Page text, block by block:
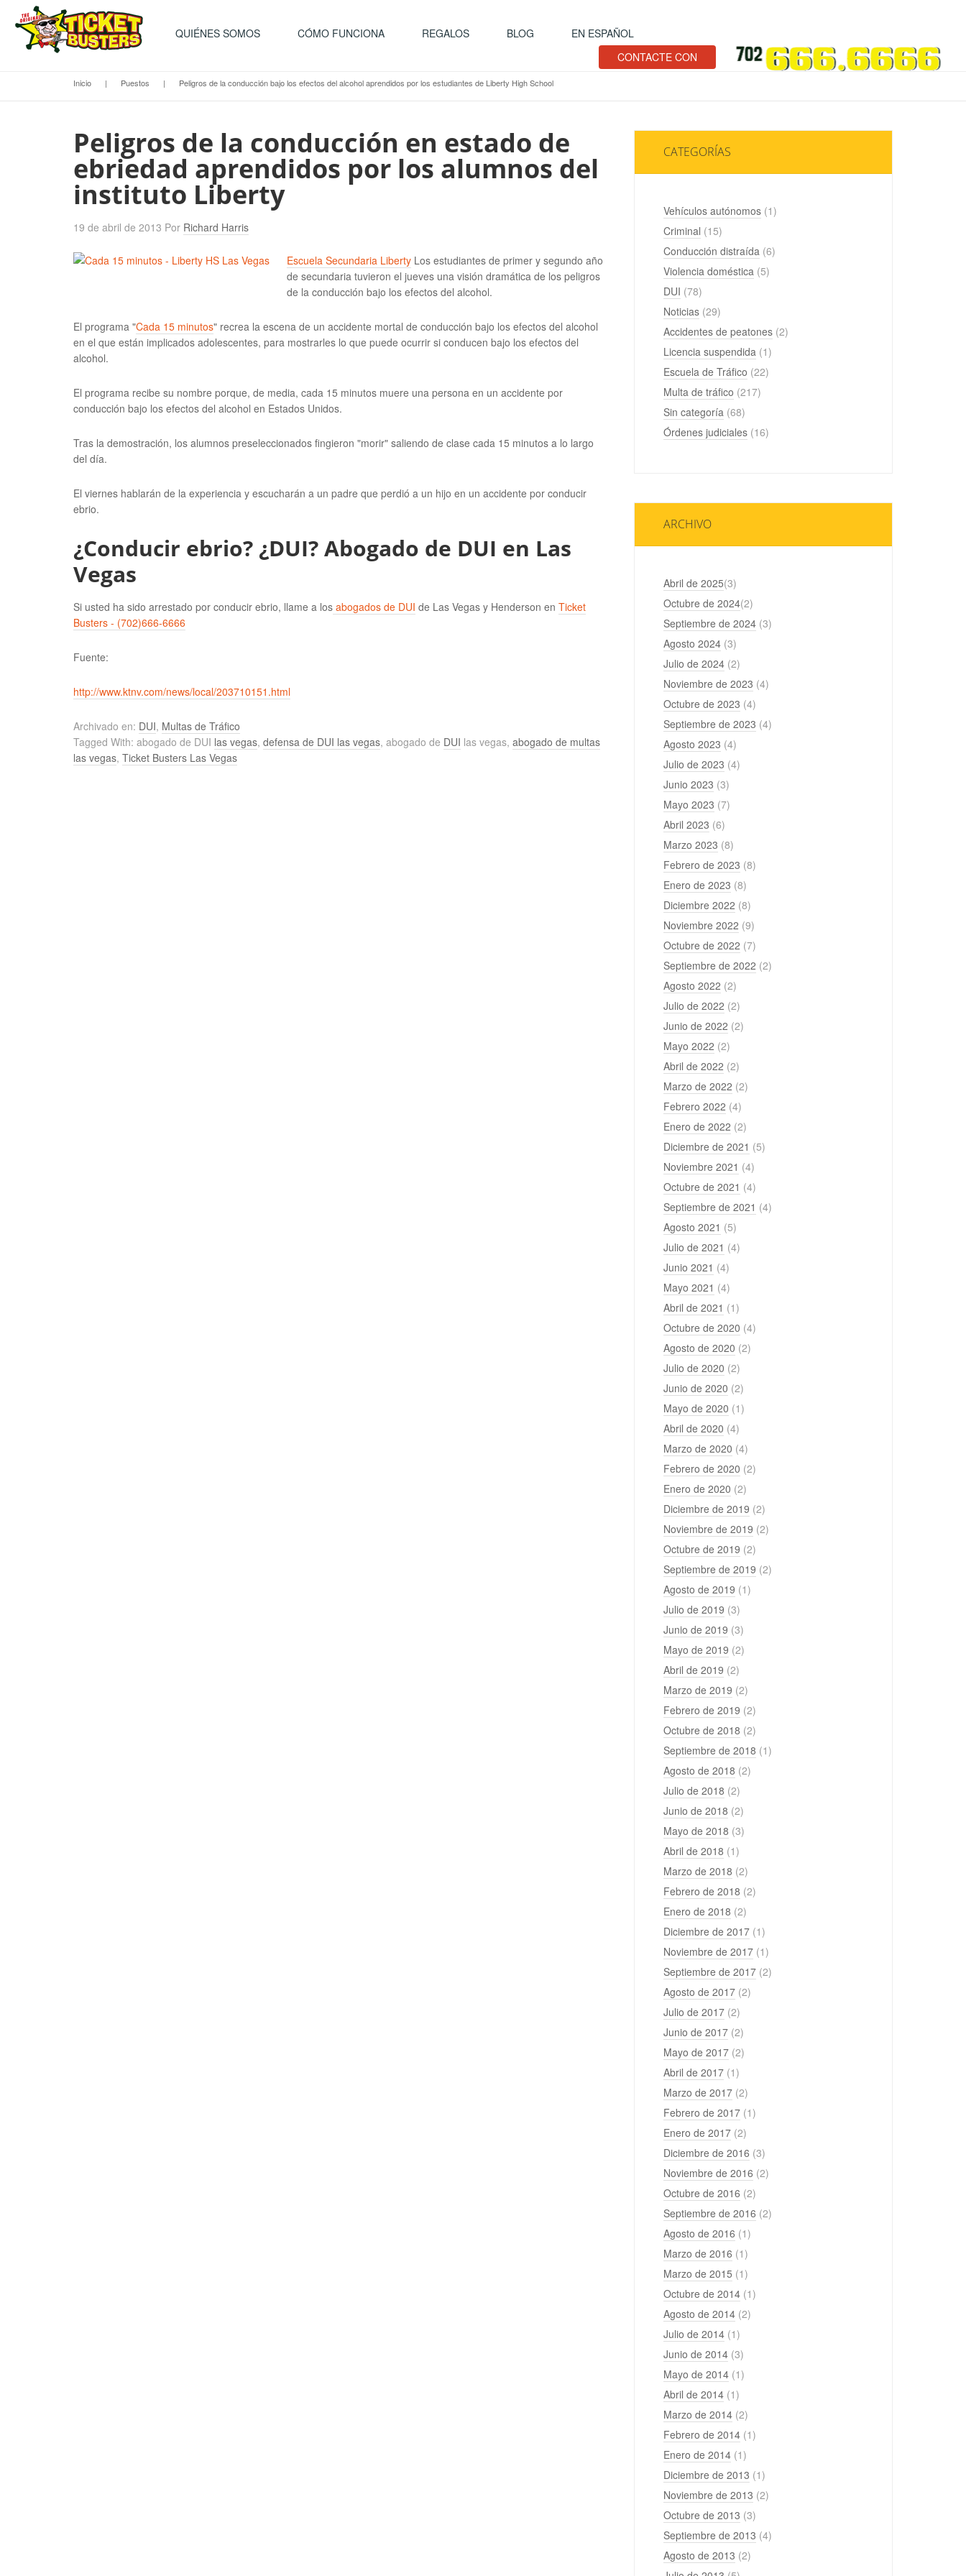
QUIÉNES SOMOS CÓMO FUNCIONA REGALOS BLOG
EN ESPAÑOL
CONTACTE CON
Inicio | Puestos | Peligros de la conducción bajo los efectos del alcohol aprendidos por los estudiantes de Liberty High School
Peligros de la conducción en estado de
ebriedad aprendidos por los alumnos del
instituto Liberty
19 de abril de 2013 Por Richard Harris
Escuela Secundaria Liberty Los estudiantes de primer y segundo año
de secundaria tuvieron el jueves una visión dramática de los peligros
de la conducción bajo los efectos del alcohol.
El programa "Cada 15 minutos" recrea la escena de un accidente mortal de conducción bajo los efectos del alcohol
en el que están implicados adolescentes, para mostrarles lo que puede ocurrir si conducen bajo los efectos del
alcohol.
El programa recibe su nombre porque, de media, cada 15 minutos muere una persona en un accidente por
conducción bajo los efectos del alcohol en Estados Unidos.
Tras la demostración, los alumnos preseleccionados fingieron "morir" saliendo de clase cada 15 minutos a lo largo
del día.
El viernes hablarán de la experiencia y escucharán a un padre que perdió a un hijo en un accidente por conducir
ebrio.
¿Conducir ebrio? ¿DUI? Abogado de DUI en Las
Vegas
Si usted ha sido arrestado por conducir ebrio, llame a los abogados de DUI de Las Vegas y Henderson en Ticket
Busters - (702)666-6666
Fuente:
http://www.ktnv.com/news/local/203710151.html
Archivado en: DUI, Multas de Tráfico
Tagged With: abogado de DUI las vegas, defensa de DUI las vegas, abogado de DUI las vegas, abogado de multas
las vegas, Ticket Busters Las Vegas
CATEGORÍAS
Vehículos autónomos (1)
Criminal (15)
Conducción distraída (6)
Violencia doméstica (5)
DUI (78)
Noticias (29)
Accidentes de peatones (2)
Licencia suspendida (1)
Escuela de Tráfico (22)
Multa de tráfico (217)
Sin categoría (68)
Órdenes judiciales (16)
ARCHIVO
Abril de 2025(3)
Octubre de 2024(2)
Septiembre de 2024 (3)
Agosto 2024 (3)
Julio de 2024 (2)
Noviembre de 2023 (4)
Octubre de 2023 (4)
Septiembre de 2023 (4)
Agosto 2023 (4)
Julio de 2023 (4)
Junio 2023 (3)
Mayo 2023 (7)
Abril 2023 (6)
Marzo 2023 (8)
Febrero de 2023 (8)
Enero de 2023 (8)
Diciembre 2022 (8)
Noviembre 2022 (9)
Octubre de 2022 (7)
Septiembre de 2022 (2)
Agosto 2022 (2)
Julio de 2022 (2)
Junio de 2022 (2)
Mayo 2022 (2)
Abril de 2022 (2)
Marzo de 2022 (2)
Febrero 2022 (4)
Enero de 2022 (2)
Diciembre de 2021 (5)
Noviembre 2021 (4)
Octubre de 2021 (4)
Septiembre de 2021 (4)
Agosto 2021 (5)
Julio de 2021 (4)
Junio 2021 (4)
Mayo 2021 (4)
Abril de 2021 (1)
Octubre de 2020 (4)
Agosto de 2020 (2)
Julio de 2020 (2)
Junio de 2020 (2)
Mayo de 2020 (1)
Abril de 2020 (4)
Marzo de 2020 (4)
Febrero de 2020 (2)
Enero de 2020 (2)
Diciembre de 2019 (2)
Noviembre de 2019 (2)
Octubre de 2019 (2)
Septiembre de 2019 (2)
Agosto de 2019 (1)
Julio de 2019 (3)
Junio de 2019 (3)
Mayo de 2019 (2)
Abril de 2019 (2)
Marzo de 2019 (2)
Febrero de 2019 (2)
Octubre de 2018 (2)
Septiembre de 2018 (1)
Agosto de 2018 (2)
Julio de 2018 (2)
Junio de 2018 (2)
Mayo de 2018 (3)
Abril de 2018 (1)
Marzo de 2018 (2)
Febrero de 2018 (2)
Enero de 2018 (2)
Diciembre de 2017 (1)
Noviembre de 2017 (1)
Septiembre de 2017 (2)
Agosto de 2017 (2)
Julio de 2017 (2)
Junio de 2017 (2)
Mayo de 2017 (2)
Abril de 2017 (1)
Marzo de 2017 (2)
Febrero de 2017 (1)
Enero de 2017 (2)
Diciembre de 2016 (3)
Noviembre de 2016 (2)
Octubre de 2016 (2)
Septiembre de 2016 (2)
Agosto de 2016 (1)
Marzo de 2016 (1)
Marzo de 2015 (1)
Octubre de 2014 (1)
Agosto de 2014 (2)
Julio de 2014 (1)
Junio de 2014 (3)
Mayo de 2014 (1)
Abril de 2014 (1)
Marzo de 2014 (2)
Febrero de 2014 (1)
Enero de 2014 (1)
Diciembre de 2013 (1)
Noviembre de 2013 (2)
Octubre de 2013 (3)
Septiembre de 2013 (4)
Agosto de 2013 (2)